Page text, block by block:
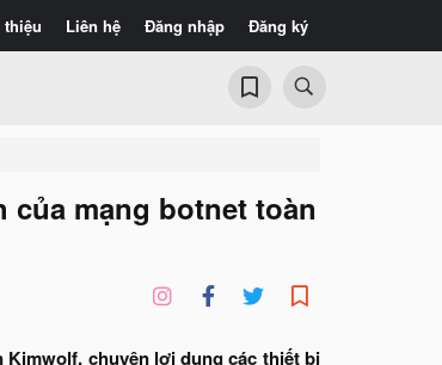
Liên hệ Đăng nhập Đăng ký
của mạng botnet toàn
Kimwolf, chuyên lợi dụng các thiết bị